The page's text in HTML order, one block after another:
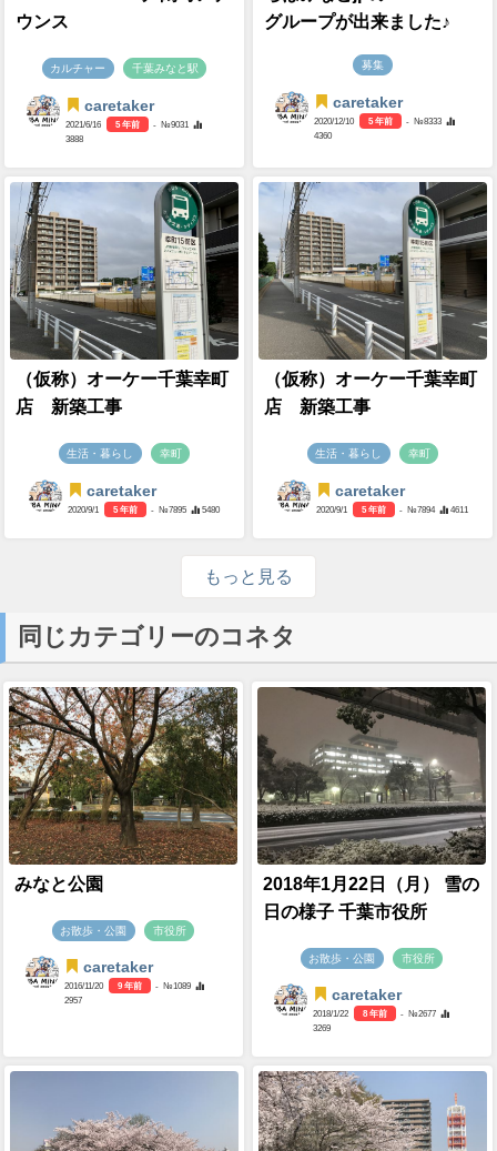
ウンス
カルチャー 千葉みなと駅
caretaker
2021/6/16 5 年前
- №9031
3888
グループが出来ました♪
募集
caretaker
2020/12/10 5 年前
- №8333
4360
（仮称）オーケー千葉幸町
店 新築工事
生活・暮らし 幸町
caretaker
2020/9/1 5 年前 - №7895 5480
（仮称）オーケー千葉幸町
店 新築工事
生活・暮らし 幸町
caretaker
2020/9/1 5 年前 - №7894 4611
もっと見る
同じカテゴリーのコネタ
みなと公園
お散歩・公園 市役所
caretaker
2016/11/20 9 年前
- №1089
2957
2018年1月22日（月） 雪の
日の様子 千葉市役所
お散歩・公園 市役所
caretaker
2018/1/22 8 年前
- №2677
3269